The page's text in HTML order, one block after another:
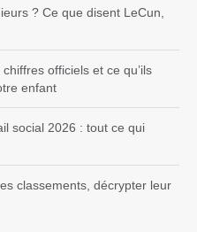
? Ce que disent LeCun,
officiels et ce qu’ils
enfant
social 2026 : tout ce qui
classements, décrypter leur